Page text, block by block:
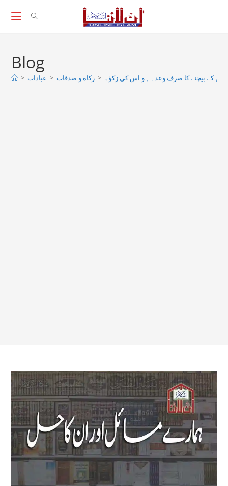
Blog
> عبادات > زکاة و صدقات > کے بیچنے کا صرف وعدہ ہو اس کی زکوٰۃ